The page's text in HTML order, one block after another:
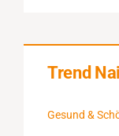
Trend
Gesund &